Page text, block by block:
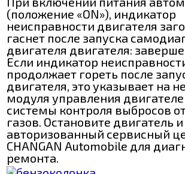
(положение «ON»), индикатор
неисправности двигателя
гаснет после запуска
двигателя двигателя:
Если индикатор
продолжает гореть после
двигателя, это указывает на
модуля управления
системы контроля выбросов
газов. Остановите двигатель
авторизованный сервисный
CHANGAN Automobile для
ремонта.